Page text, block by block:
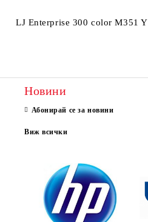
LJ Enterprise 300 color M351 Y
Новини
Абонирай се за новини
Виж всички